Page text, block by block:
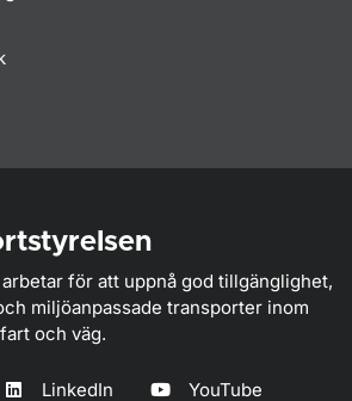
för att uppnå god tillgänglighet,
miljöanpassade transporter inom
och väg.
LinkedIn YouTube